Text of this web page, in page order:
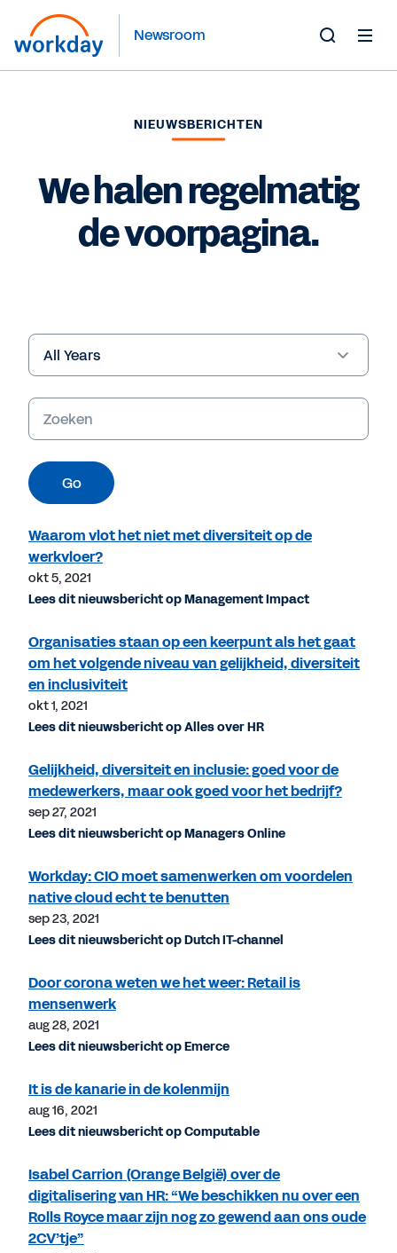
Newsroom
NIEUWSBERICHTEN
We halen regelmatig
de voorpagina.
Year
Trefwoorden
Go
Waarom vlot het niet met diversiteit op de
werkvloer?
okt 5, 2021
Lees dit nieuwsbericht op Management Impact
Organisaties staan op een keerpunt als het gaat
om het volgende niveau van gelijkheid, diversiteit
en inclusiviteit
okt 1, 2021
Lees dit nieuwsbericht op Alles over HR
Gelijkheid, diversiteit en inclusie: goed voor de
medewerkers, maar ook goed voor het bedrijf?
sep 27, 2021
Lees dit nieuwsbericht op Managers Online
Workday: CIO moet samenwerken om voordelen
native cloud echt te benutten
sep 23, 2021
Lees dit nieuwsbericht op Dutch IT-channel
Door corona weten we het weer: Retail is
mensenwerk
aug 28, 2021
Lees dit nieuwsbericht op Emerce
It is de kanarie in de kolenmijn
aug 16, 2021
Lees dit nieuwsbericht op Computable
Isabel Carrion (Orange België) over de
digitalisering van HR: “We beschikken nu over een
Rolls Royce maar zijn nog zo gewend aan ons oude
2CV’tje”